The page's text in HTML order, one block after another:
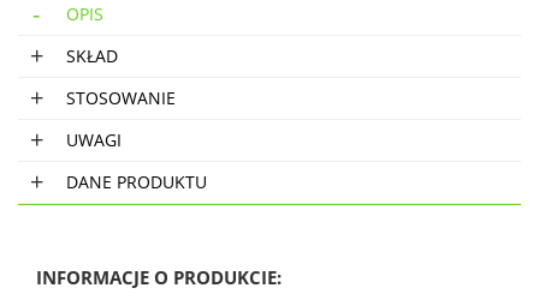
OPIS
SKŁAD
STOSOWANIE
UWAGI
DANE PRODUKTU
INFORMACJE O PRODUKCIE: